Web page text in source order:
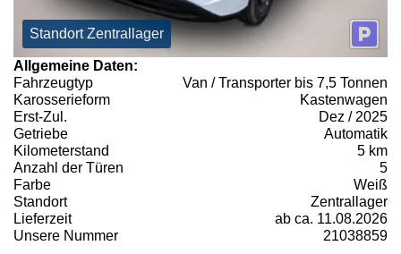
Standort Zentrallager
Allgemeine Daten:
Fahrzeugtyp
Van / Transporter bis 7,5 Tonnen
Karosserieform
Kastenwagen
Erst-Zul.
Dez / 2025
Getriebe
Automatik
Kilometerstand
5 km
Anzahl der Türen
5
Farbe
Weiß
Standort
Zentrallager
Lieferzeit
ab ca. 11.08.2026
Unsere Nummer
21038859